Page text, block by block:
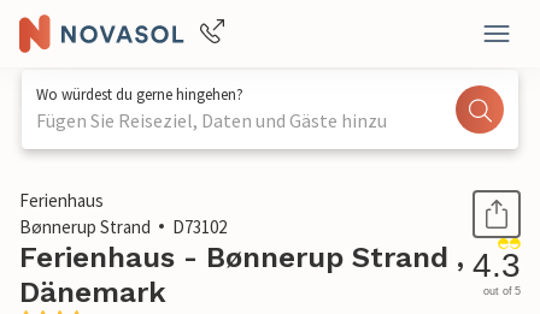
Wo würdest du gerne hingehen?
Fügen Sie Reiseziel, Daten und Gäste hinzu
1 / 18
Ferienhaus
Bønnerup Strand
D73102
Ferienhaus - Bønnerup Strand ,
Dänemark
4.3
out of 5